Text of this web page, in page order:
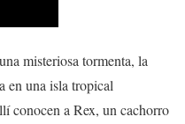
misteriosa tormenta, la
en una isla tropical
conocen a Rex, un cachorro